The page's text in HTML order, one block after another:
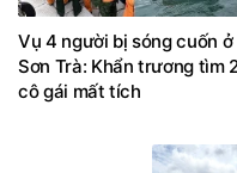
Vụ 4 người bị sóng cuốn ở
Sơn Trà: Khẩn trương tìm
cô gái mất tích